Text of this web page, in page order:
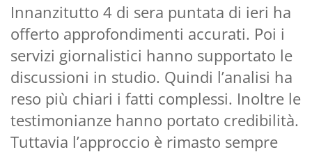
Innanzitutto 4 di sera puntata di ieri ha
offerto approfondimenti accurati. Poi i
servizi giornalistici hanno supportato le
discussioni in studio. Quindi l’analisi ha
reso più chiari i fatti complessi. Inoltre le
testimonianze hanno portato credibilità.
Tuttavia l’approccio è rimasto sempre